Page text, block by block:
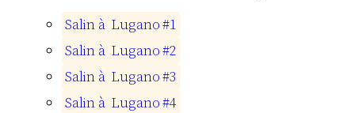
Salin à Lugano#1
Salin à Lugano#2
Salin à Lugano#3
Salin à Lugano#4